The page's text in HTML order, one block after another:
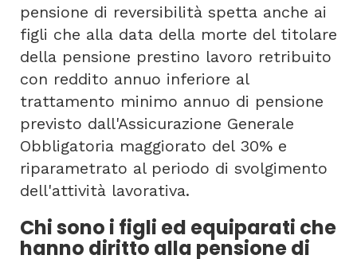
pensione di reversibilità spetta anche ai
figli che alla data della morte del titolare
della pensione prestino lavoro retribuito
con reddito annuo inferiore al
trattamento minimo annuo di pensione
previsto dall'Assicurazione Generale
Obbligatoria maggiorato del 30% e
riparametrato al periodo di svolgimento
dell'attività lavorativa.
Chi sono i figli ed equiparati che
hanno diritto alla pensione di